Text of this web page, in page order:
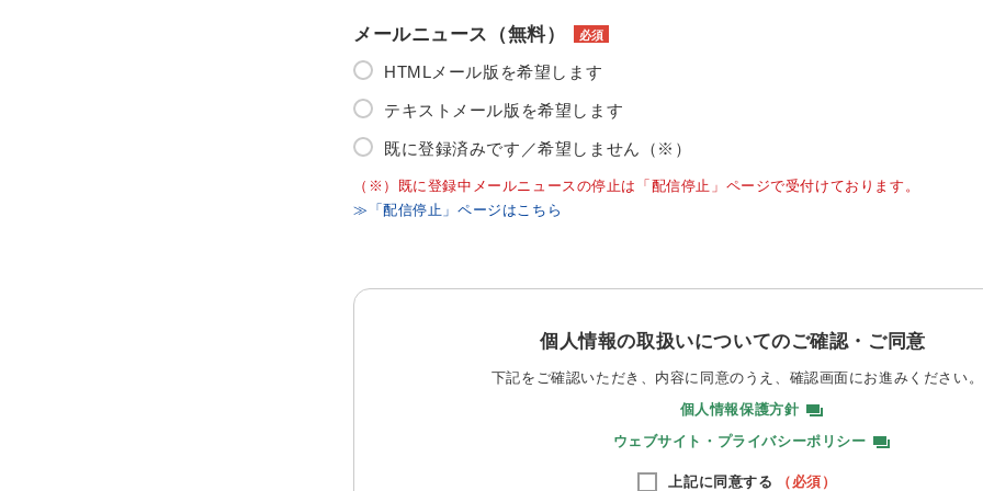
メールニュース（無料） 必須
HTMLメール版を希望します
テキストメール版を希望します
既に登録済みです／希望しません（※）
（※）既に登録中メールニュースの停止は「配信停止」ページで受付けております。
≫「配信停止」ページはこちら
個人情報の取扱いについてのご確認・ご同意
下記をご確認いただき、内容に同意のうえ、 確認画面にお進みください。
個人情報保護方針
ウェブサイト・プライバシーポリシー
上記に同意する （必須）